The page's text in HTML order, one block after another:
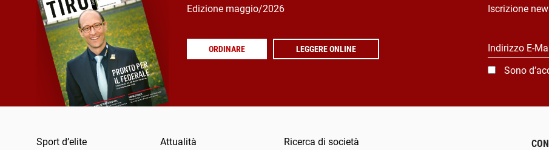
Edizione maggio/2026
ORDINARE LEGGERE ONLINE
Iscrizione
Indirizzo E-
Sono
Sport d’elite
Attualità
Ricerca di società